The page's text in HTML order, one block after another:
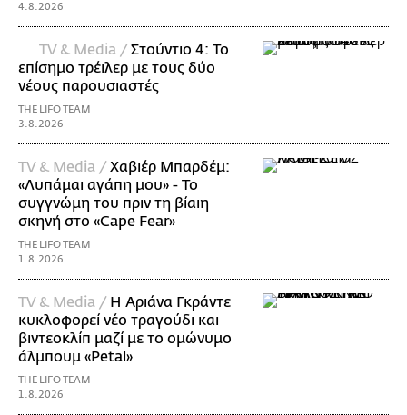
4.8.2026
TV & Media /Στούντιο 4: Το
επίσημο τρέιλερ με τους δύο
νέους παρουσιαστές
THE LIFO TEAM
3.8.2026
TV & Media /Χαβιέρ Μπαρδέμ:
«Λυπάμαι αγάπη μου» - Το
συγγνώμη του πριν τη βίαιη
σκηνή στο «Cape Fear»
THE LIFO TEAM
1.8.2026
TV & Media / Η Αριάνα Γκράντε
κυκλοφορεί νέο τραγούδι και
βιντεοκλίπ μαζί με το ομώνυμο
άλμπουμ «Petal»
THE LIFO TEAM
1.8.2026